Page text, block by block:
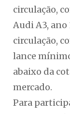
circulação,
Audi A3,
circulação,
lance
abaixo da
mercado.
Para